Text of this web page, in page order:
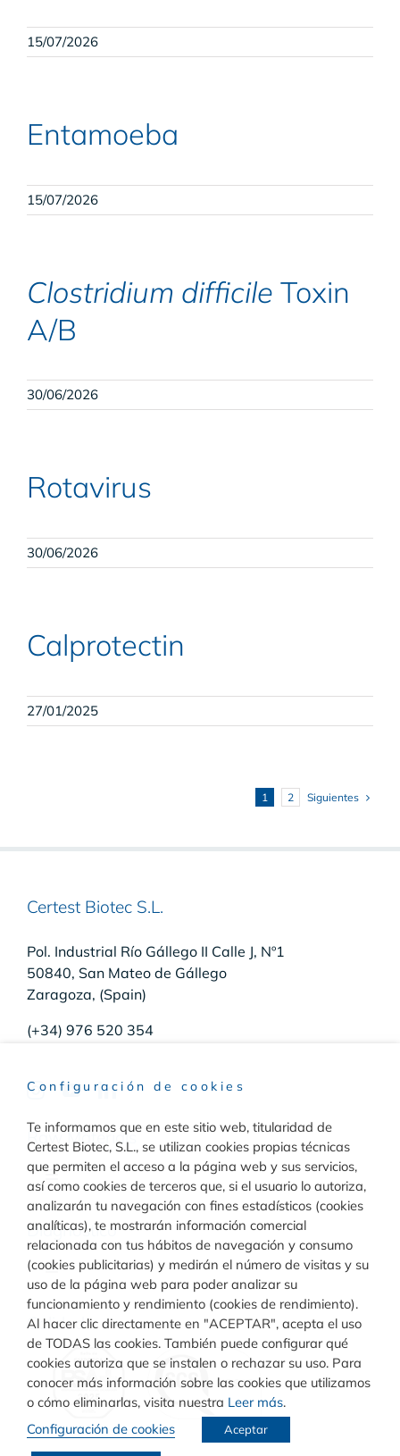
15/07/2026
Entamoeba
15/07/2026
Clostridium difficile Toxin
A/B
30/06/2026
Rotavirus
30/06/2026
Calprotectin
27/01/2025
1 2 Siguientes
Certest Biotec S.L.
Pol. Industrial Río Gállego II Calle J, Nº1
50840, San Mateo de Gállego
Zaragoza, (Spain)
(+34) 976 520 354
Raw Materials
Toggle
Navigation
Materiales para inmunodiagnóstico
Materiales para diagnóstico molecular
Diagnóstico
Toggle
Navigation
Rapid Test
Turbilatex
Calidad
Configuración de cookies
Te informamos que en este sitio web, titularidad de
Certest Biotec, S.L., se utilizan cookies propias técnicas
que permiten el acceso a la página web y sus servicios,
así como cookies de terceros que, si el usuario lo autoriza,
analizarán tu navegación con fines estadísticos (cookies
analíticas), te mostrarán información comercial
relacionada con tus hábitos de navegación y consumo
(cookies publicitarias) y medirán el número de visitas y su
uso de la página web para poder analizar su
funcionamiento y rendimiento (cookies de rendimiento).
Al hacer clic directamente en "ACEPTAR", acepta el uso
de TODAS las cookies. También puede configurar qué
cookies autoriza que se instalen o rechazar su uso. Para
conocer más información sobre las cookies que utilizamos
o cómo eliminarlas, visita nuestra Leer más.
Configuración de cookies
Aceptar